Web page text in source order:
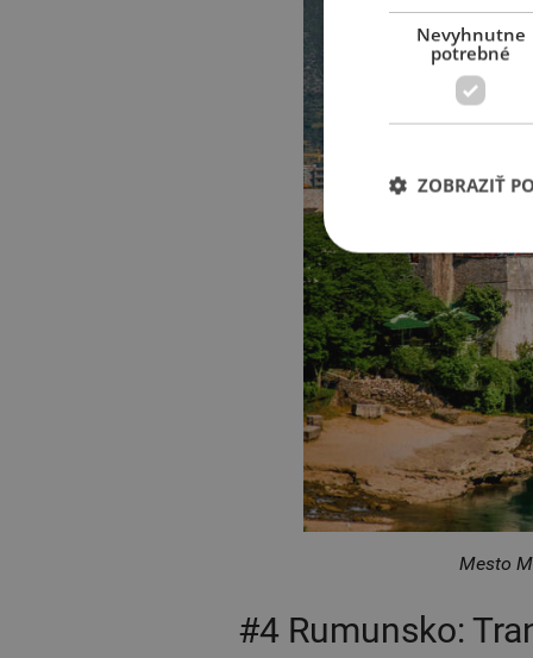
Mesto
#4 Rumunsko:
Nevyhnutne
potrebné
ZOBRAZIŤ